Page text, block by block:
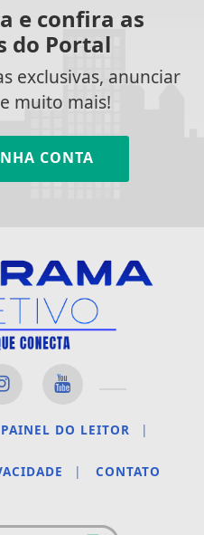
e confira as
do Portal
exclusivas, anunciar
muito mais!
CONTA
PAINEL DO LEITOR |
| CONTATO